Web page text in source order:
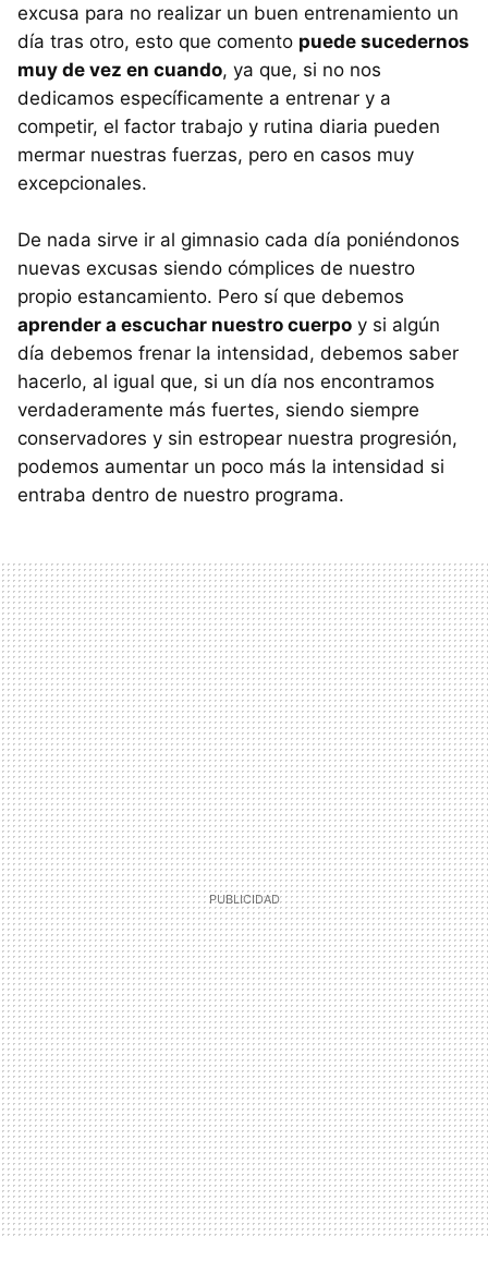
excusa para no realizar un buen entrenamiento un
día tras otro, esto que comento puede sucedernos
muy de vez en cuando, ya que, si no nos
dedicamos específicamente a entrenar y a
competir, el factor trabajo y rutina diaria pueden
mermar nuestras fuerzas, pero en casos muy
excepcionales.
De nada sirve ir al gimnasio cada día poniéndonos
nuevas excusas siendo cómplices de nuestro
propio estancamiento. Pero sí que debemos
aprender a escuchar nuestro cuerpo y si algún
día debemos frenar la intensidad, debemos saber
hacerlo, al igual que, si un día nos encontramos
verdaderamente más fuertes, siendo siempre
conservadores y sin estropear nuestra progresión,
podemos aumentar un poco más la intensidad si
entraba dentro de nuestro programa.